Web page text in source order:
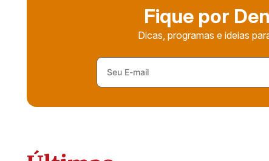
Fique por
Dicas, programas e ideias